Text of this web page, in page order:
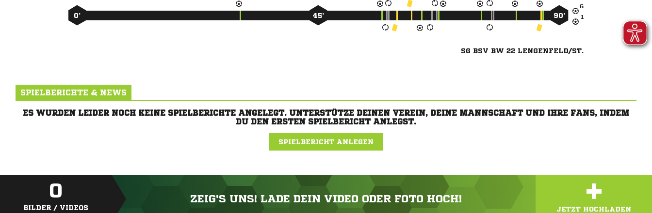


0’ 45’ 90’
SG BSV BW 22 LENGENFELD/ST.
SPIELBERICHTE & NEWS
ES WURDEN LEIDER NOCH KEINE SPIELBERICHTE ANGELEGT. UNTERSTÜTZE DEINEN VEREIN, DEINE MANNSCHAFT UND IHRE FANS, INDEM
DU DEN ERSTEN SPIELBERICHT ANLEGST.
SPIELBERICHT ANLEGEN
0
BILDER / VIDEOS
ZEIG'S UNS! LADE DEIN VIDEO ODER FOTO HOCH! +
JETZT HOCHLADEN